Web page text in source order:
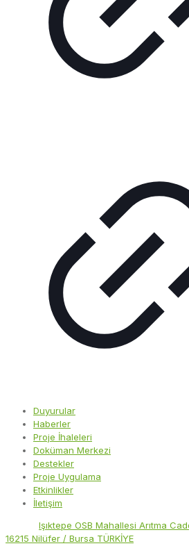
Duyurular
Haberler
Proje İhaleleri
Doküman Merkezi
Destekler
Proje Uygulama
Etkinlikler
İletişim
Işıktepe OSB Mahallesi Arıtma
16215 Nilüfer / Bursa TÜRKİYE